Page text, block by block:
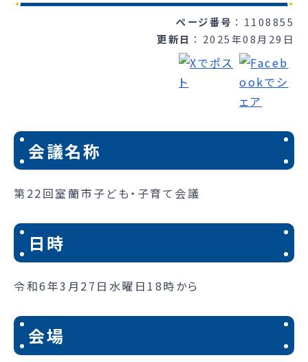
ページ番号
1108855
更新日
2025年08月29日
会議名称
第22回室蘭市子ども・子育て会議
日時
令和6年3月27日水曜日18時から
会場